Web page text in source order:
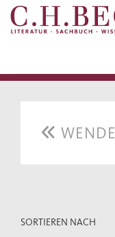
WENDE
SORTIEREN NACH